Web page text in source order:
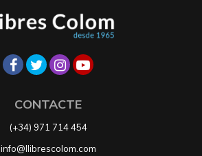
CONTACTE
(+34) 971 714 454
info@llibrescolom.com